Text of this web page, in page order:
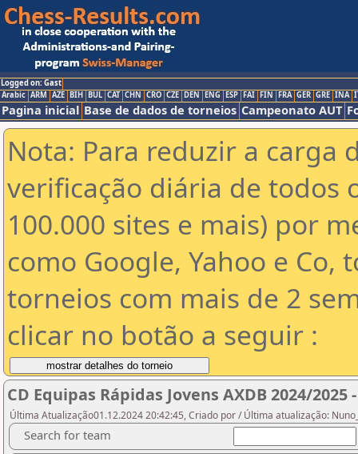
Logged on: Gast
Arabic ARM AZE BIH BUL CAT CHN CRO CZE DEN ENG ESP FAI FIN FRA GER GRE INA
Pagina inicial Base de dados de torneios Campeonato AUT
Nota: Para reduzir a carga
verificação diária de todos
100.000 sites e mais) por
como Google, Yahoo e Co,
torneios com mais de 2
clicar no botão a seguir :
CD Equipas Rápidas Jovens AXDB 2024/2025
Última Atualização01.12.2024 20:42:45, Criado por / Última atualização:
Search for team